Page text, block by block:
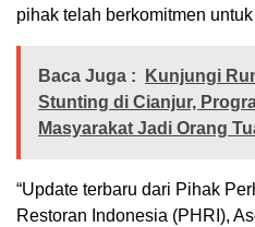
pihak telah berkomitmen
Baca Juga :
Kunjungi
Stunting di Cianjur,
Masyarakat Jadi Orang
“Update terbaru dari Pihak
Restoran Indonesia (PHRI),